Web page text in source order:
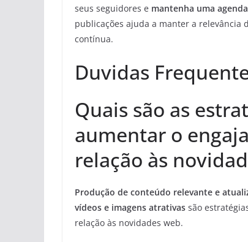
seus seguidores e mantenha uma
publicações ajuda a manter a relevância
contínua.
Duvidas
Quais são as
aumentar o
relação às
Produção de conteúdo relevante e
vídeos e imagens atrativas são
relação às novidades web.